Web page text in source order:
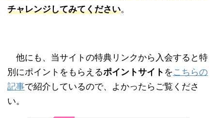
チャレンジしてみてください。
他にも、当サイトの特典リンクから入会すると特
別にポイントをもらえるポイントサイト をこちらの
記事で紹介しているので、よかったらご覧くださ
い。